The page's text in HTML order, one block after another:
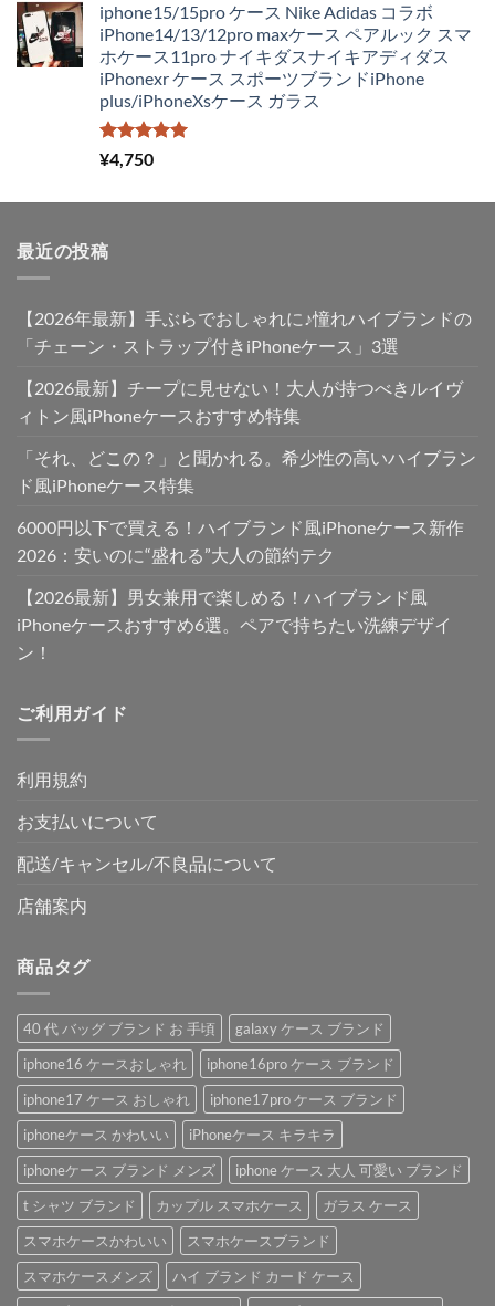
価
格
は
¥4,250
で
し
の
価
格
は
¥2,980
iphone15/15pro ケース Nike Adidas コラボ
iPhone14/13/12pro maxケース ペアルック スマ
ホケース11pro ナイキダスナイキアディダス
iPhonexr ケース スポーツブランドiPhone
plus/iPhoneXsケース ガラス
5段階中
5.00
¥4,750
最近の投稿
【2026年最新】手ぶらでおしゃれに♪憧れハイブランドの
「チェーン・ストラップ付きiPhoneケース」3選
【2026最新】チープに見せない！大人が持つべきルイヴ
ィトン風iPhoneケースおすすめ特集
「それ、どこの？」と聞かれる。希少性の高いハイブラン
ド風iPhoneケース特集
6000円以下で買える！ハイブランド風iPhoneケース新作
2026：安いのに“盛れる”大人の節約テク
【2026最新】男女兼用で楽しめる！ハイブランド風
iPhoneケースおすすめ6選。ペアで持ちたい洗練デザイ
ン！
ご利用ガイド
利用規約
お支払いについて
配送/キャンセル/不良品について
店舗案内
商品タグ
40 代 バッグ ブランド お 手頃
galaxy ケース ブランド
iphone16 ケースおしゃれ
iphone16pro ケース ブランド
iphone17 ケース おしゃれ
iphone17pro ケース ブランド
iphoneケース かわいい
iPhoneケース キラキラ
iphoneケース ブランド メンズ
iphone ケース 大人 可愛い ブランド
t シャツ ブランド
カップル スマホケース
ガラス ケース
スマホケースかわいい
スマホケースブランド
スマホケースメンズ
ハイ ブランド カード ケース